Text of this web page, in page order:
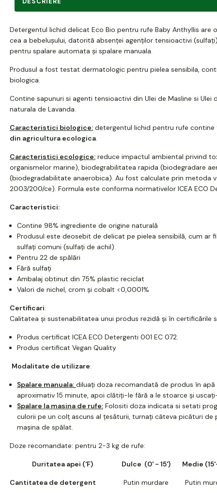
Detergentul lichid delicat Eco Bio pentru rufe Baby Anthyllis
cea a bebelușului, datorită absenței agenților tensioactivi
pentru spalare automata și spalare manuala.
Produsul a fost testat dermatologic pentru pielea sensibila,
biologica.
Contine sapunuri si agenti tensioactivi din Ulei de Masline si
naturala de Lavanda.
Caracteristici biologice: detergentul lichid pentru rufe
din agricultura ecologica.
Caracteristici ecologice: reduce impactul ambiental privind
organismelor marine), biodegrabilitatea rapida (biodegradare
(biodegradabilitate anaerobica). Au fost calculate prin metoda
2003/200/ce). Formula este conforma normativelor ICEA ECO
Caracteristici:
Contine 98% ingrediente de origine naturală
Produsul este deosebit de delicat pe pielea sensibilă, cum
sulfați comuni (sulfați de achil).
Pentru 22 de spălări
Fără sulfați
Ambalaj obtinut din 75% plastic reciclat
Valori de nichel, crom și cobalt <0,0001%
Certificari:
Calitatea și sustenabilitatea unui produs rezidă și în certificările
Produs certificat ICEA ECO Detergenti 001 EC 072.
Produs certificat Vegan Quality
Modalitate de utilizare:
Spalare manuala: diluați doza recomandată de produs în
aproximativ 15 minute, apoi clătiți-le fără a le stoarce și
Spalare la masina de rufe: Folositi doza indicata si setati
culorii pe un colț ascuns al țesăturii, turnați câteva picături
mașina de spălat.
Doze recomandate: pentru 2-3 kg de rufe:
Duritatea apei ('F) Dulce (0' - 15') Medie
Cantitatea de detergent Putin murdare Putin